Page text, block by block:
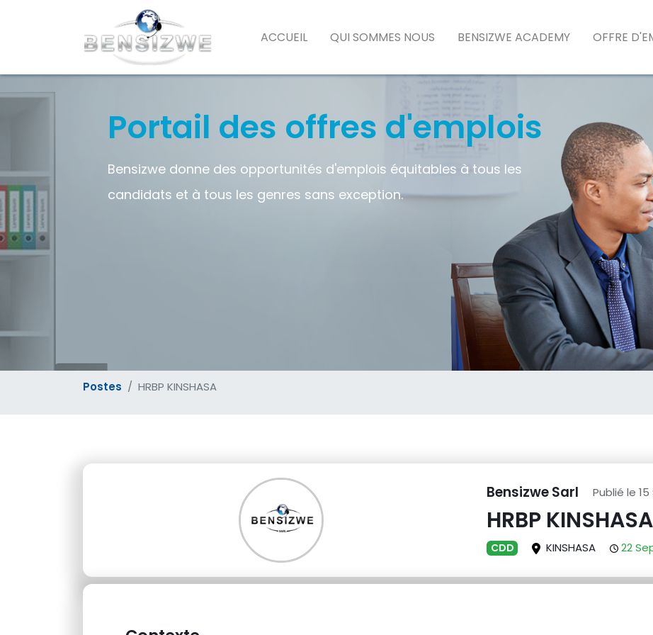
ACCUEIL QUI SOMMES NOUS BENSIZWE ACADEMY OFFRE
Portail des offres d'emplois
Bensizwe donne des opportunités d'emplois équitables à tous les
candidats et à tous les genres sans exception.
Postes HRBP KINSHASA
Bensizwe Sarl Publié le
HRBP KINSHASA
CDD KINSHASA 22